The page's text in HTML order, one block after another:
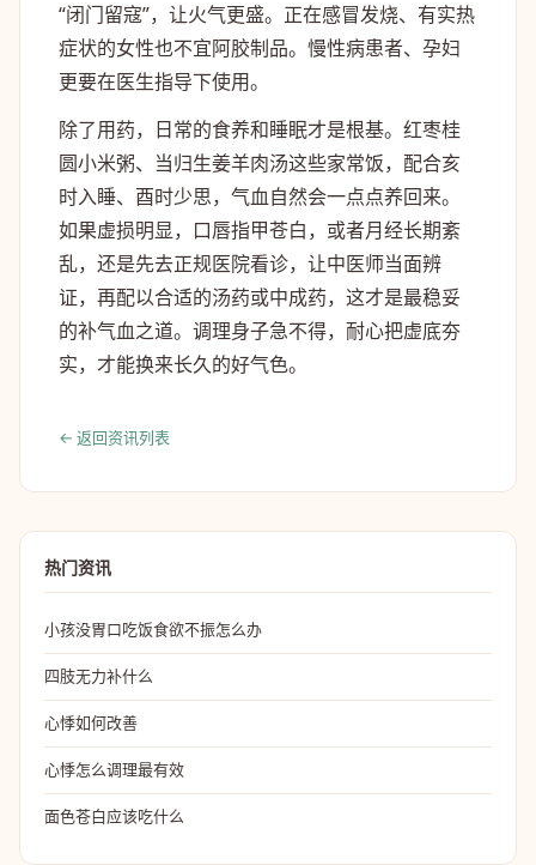
“闭门留寇”，让火气更盛。正在感冒发烧、有实热
症状的女性也不宜阿胶制品。慢性病患者、孕妇
更要在医生指导下使用。
除了用药，日常的食养和睡眠才是根基。红枣桂
圆小米粥、当归生姜羊肉汤这些家常饭，配合亥
时入睡、酉时少思，气血自然会一点点养回来。
如果虚损明显，口唇指甲苍白，或者月经长期紊
乱，还是先去正规医院看诊，让中医师当面辨
证，再配以合适的汤药或中成药，这才是最稳妥
的补气血之道。调理身子急不得，耐心把虚底夯
实，才能换来长久的好气色。
← 返回资讯列表
热门资讯
小孩没胃口吃饭食欲不振怎么办
四肢无力补什么
心悸如何改善
心悸怎么调理最有效
面色苍白应该吃什么